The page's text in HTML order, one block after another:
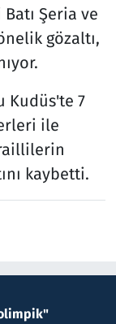
Şeria ve
gözaltı,
Kudüs'te 7
ile
kaybetti.